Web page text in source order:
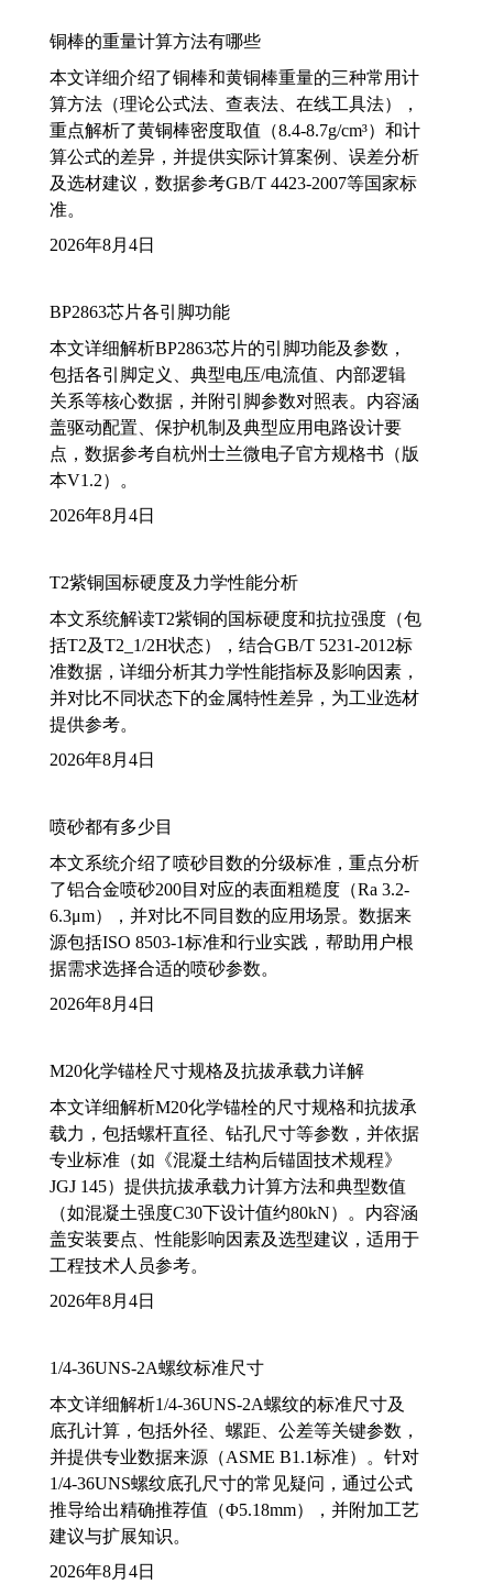
铜棒的重量计算方法有哪些
本文详细介绍了铜棒和黄铜棒重量的三种常用计
算方法（理论公式法、查表法、在线工具法），
重点解析了黄铜棒密度取值（8.4-8.7g/cm³）和计
算公式的差异，并提供实际计算案例、误差分析
及选材建议，数据参考GB/T 4423-2007等国家标
准。
2026年8月4日
BP2863芯片各引脚功能
本文详细解析BP2863芯片的引脚功能及参数，
包括各引脚定义、典型电压/电流值、内部逻辑
关系等核心数据，并附引脚参数对照表。内容涵
盖驱动配置、保护机制及典型应用电路设计要
点，数据参考自杭州士兰微电子官方规格书（版
本V1.2）。
2026年8月4日
T2紫铜国标硬度及力学性能分析
本文系统解读T2紫铜的国标硬度和抗拉强度（包
括T2及T2_1/2H状态），结合GB/T 5231-2012标
准数据，详细分析其力学性能指标及影响因素，
并对比不同状态下的金属特性差异，为工业选材
提供参考。
2026年8月4日
喷砂都有多少目
本文系统介绍了喷砂目数的分级标准，重点分析
了铝合金喷砂200目对应的表面粗糙度（Ra 3.2-
6.3μm），并对比不同目数的应用场景。数据来
源包括ISO 8503-1标准和行业实践，帮助用户根
据需求选择合适的喷砂参数。
2026年8月4日
M20化学锚栓尺寸规格及抗拔承载力详解
本文详细解析M20化学锚栓的尺寸规格和抗拔承
载力，包括螺杆直径、钻孔尺寸等参数，并依据
专业标准（如《混凝土结构后锚固技术规程》
JGJ 145）提供抗拔承载力计算方法和典型数值
（如混凝土强度C30下设计值约80kN）。内容涵
盖安装要点、性能影响因素及选型建议，适用于
工程技术人员参考。
2026年8月4日
1/4-36UNS-2A螺纹标准尺寸
本文详细解析1/4-36UNS-2A螺纹的标准尺寸及
底孔计算，包括外径、螺距、公差等关键参数，
并提供专业数据来源（ASME B1.1标准）。针对
1/4-36UNS螺纹底孔尺寸的常见疑问，通过公式
推导给出精确推荐值（Φ5.18mm），并附加工艺
建议与扩展知识。
2026年8月4日